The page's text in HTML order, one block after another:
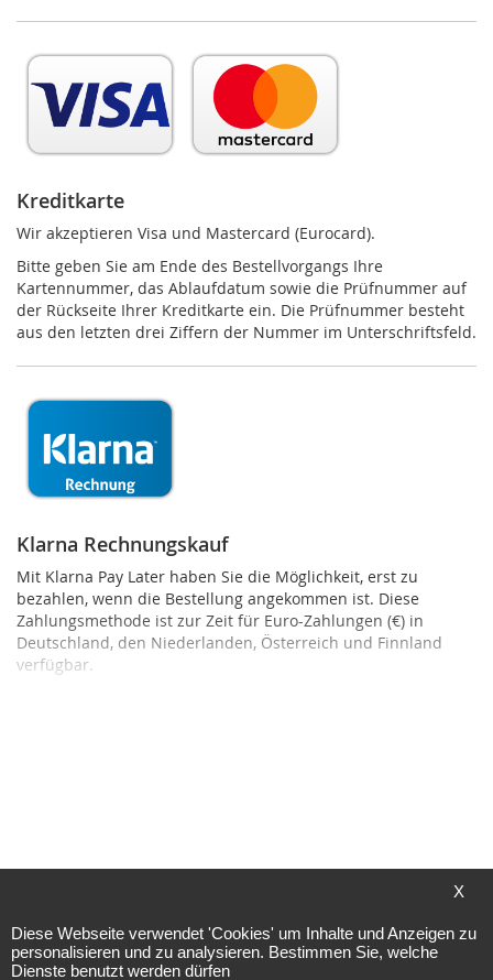
Kreditkarte
Wir akzeptieren Visa und Mastercard (Eurocard).
Bitte geben Sie am Ende des Bestellvorgangs Ihre
Kartennummer, das Ablaufdatum sowie die Prüfnummer auf
der Rückseite Ihrer Kreditkarte ein. Die Prüfnummer besteht
aus den letzten drei Ziffern der Nummer im Unterschriftsfeld.
Klarna Rechnungskauf
Mit Klarna Pay Later haben Sie die Möglichkeit, erst zu
bezahlen, wenn die Bestellung angekommen ist. Diese
Zahlungsmethode ist zur Zeit für Euro-Zahlungen (€) in
Deutschland, den Niederlanden, Österreich und Finnland
verfügbar.
Klarna Ratenkauf
Raten zu bezahlen. Diese Zahlungsmethode ist zur Zeit für
Euro-Zahlungen (€) in Deutschland, Österreich und Finnland
verfügbar.
X
Diese Webseite verwendet 'Cookies' um Inhalte und Anzeigen zu
personalisieren und zu analysieren. Bestimmen Sie, welche
Dienste benutzt werden dürfen